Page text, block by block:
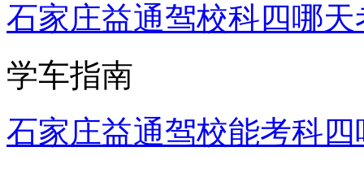
石家庄益通驾校科四哪天
学车指南
石家庄益通驾校能考科四